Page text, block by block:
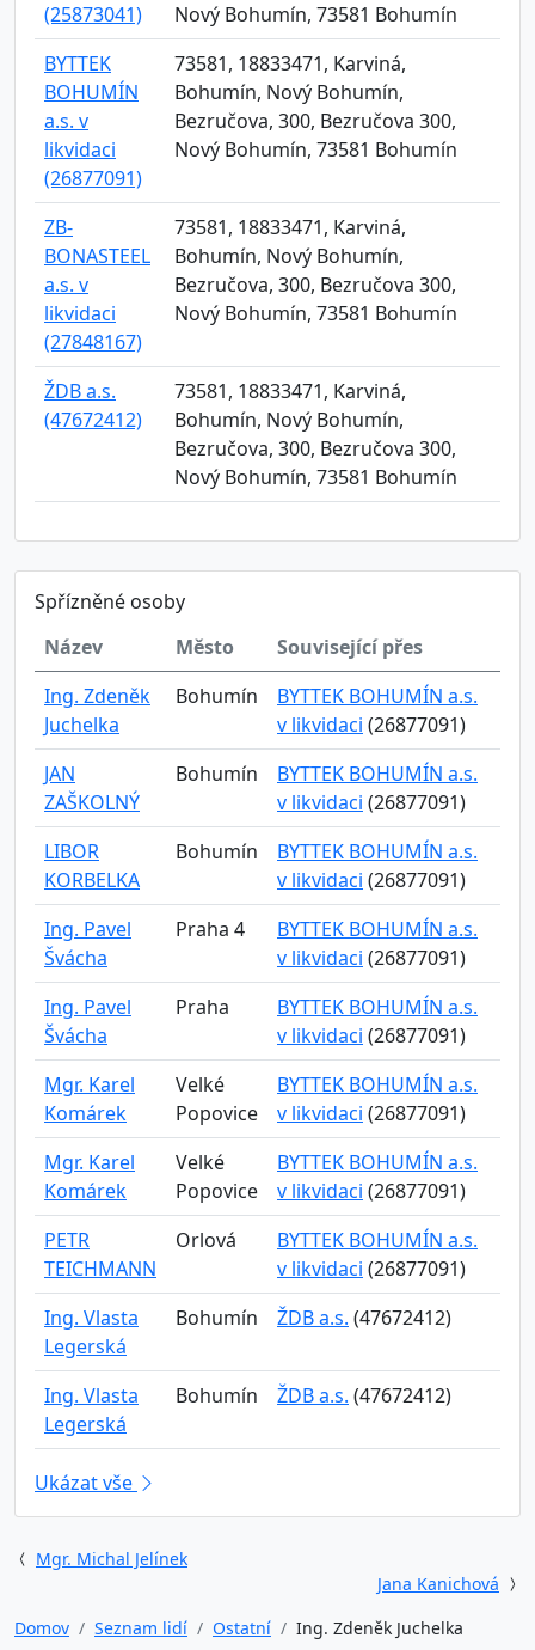
(25873041)
Nový Bohumín, 73581 Bohumín
BYTTEK
BOHUMÍN
a.s. v
likvidaci
(26877091)
73581, 18833471, Karviná,
Bohumín, Nový Bohumín,
Bezručova, 300, Bezručova 300,
Nový Bohumín, 73581 Bohumín
ZB-
BONASTEEL
a.s. v
likvidaci
(27848167)
73581, 18833471, Karviná,
Bohumín, Nový Bohumín,
Bezručova, 300, Bezručova 300,
Nový Bohumín, 73581 Bohumín
ŽDB a.s.
(47672412)
73581, 18833471, Karviná,
Bohumín, Nový Bohumín,
Bezručova, 300, Bezručova 300,
Nový Bohumín, 73581 Bohumín
Spřízněné osoby
Název
Město
Související přes
Ing. Zdeněk
Juchelka
Bohumín
BYTTEK BOHUMÍN a.s.
v likvidaci (26877091)
JAN
ZAŠKOLNÝ
Bohumín
BYTTEK BOHUMÍN a.s.
v likvidaci (26877091)
LIBOR
KORBELKA
Bohumín
BYTTEK BOHUMÍN a.s.
v likvidaci (26877091)
Ing. Pavel
Švácha
Praha 4
BYTTEK BOHUMÍN a.s.
v likvidaci (26877091)
Ing. Pavel
Švácha
Praha
BYTTEK BOHUMÍN a.s.
v likvidaci (26877091)
Mgr. Karel
Komárek
Velké
Popovice
BYTTEK BOHUMÍN a.s.
v likvidaci (26877091)
Mgr. Karel
Komárek
Velké
Popovice
BYTTEK BOHUMÍN a.s.
v likvidaci (26877091)
PETR
TEICHMANN
Orlová
BYTTEK BOHUMÍN a.s.
v likvidaci (26877091)
Ing. Vlasta
Legerská
Bohumín ŽDB a.s. (47672412)
Ing. Vlasta
Legerská
Bohumín ŽDB a.s. (47672412)
Ukázat vše
Mgr. Michal Jelínek
Jana Kanichová
Domov
Seznam lidí Ostatní Ing. Zdeněk Juchelka